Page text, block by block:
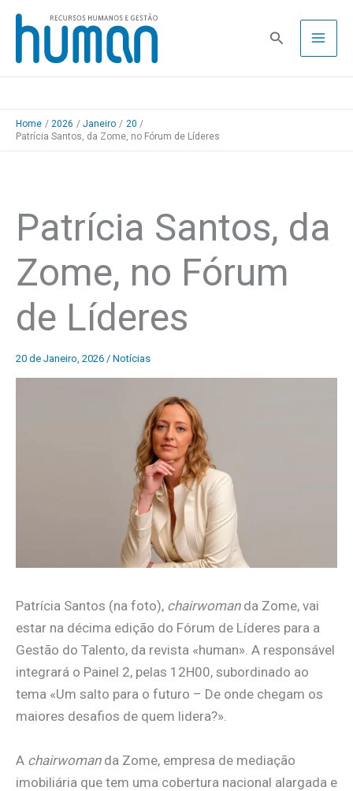
Skip
content
Pesquisa
Home 2026 Janeiro
20
Patrícia Santos, da Zome, no Fórum de Líderes
Patrícia Santos, da
Zome, no Fórum
de Líderes
20 de Janeiro, 2026 / Notícias
Patrícia Santos (na foto), chairwomanda Zome, vai
estar na décima edição do Fórum de Líderes para a
Gestão do Talento, da revista «human». A responsável
integrará o Painel 2, pelas 12H00, subordinado ao
tema «Um salto para o futuro – De onde chegam os
maiores desafios de quem lidera?».
A chairwomanda Zome, empresa de mediação
imobiliária que tem uma cobertura nacional alargada e